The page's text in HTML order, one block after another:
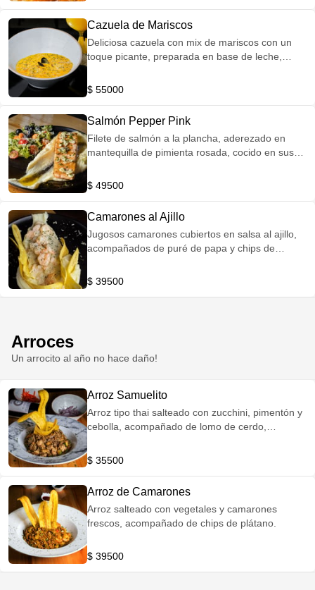
Cazuela de Mariscos
Deliciosa cazuela con mix de mariscos con un
toque picante, preparada en base de leche,
arroz blanco y chips de plátano.
$ 55000
Salmón Pepper Pink
Filete de salmón a la plancha, aderezado en
mantequilla de pimienta rosada, cocido en sus
ensalada de la casa.
$ 49500
Camarones al Ajillo
Jugosos camarones cubiertos en salsa al ajillo,
acompañados de puré de papa y chips de
$ 39500
Arroces
Un arrocito al año no hace daño!
Arroz Samuelito
Arroz tipo thai salteado con zucchini, pimentón y
cebolla, acompañado de lomo de cerdo,
$ 35500
Arroz de Camarones
Arroz salteado con vegetales y camarones
frescos, acompañado de chips de plátano.
$ 39500